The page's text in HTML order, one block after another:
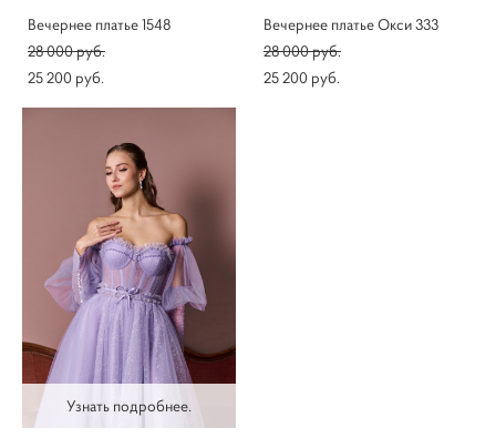
Вечернее платье 1548
28 000 pуб.
25 200 pуб.
Вечернее платье Окси 333
28 000 pуб.
25 200 pуб.
Узнать подробнее.